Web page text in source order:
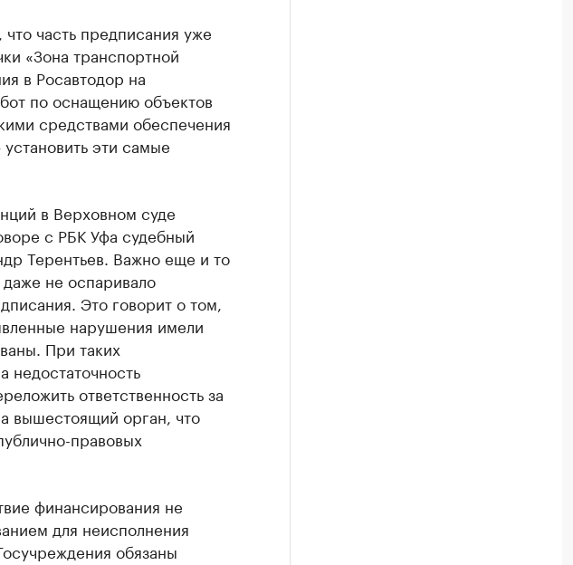
часть предписания уже
«Зона транспортной
в Росавтодор на
по оснащению объектов
средствами обеспечения
эти самые
в Верховном суде
с РБК Уфа судебный
Терентьев. Важно еще и то
не оспаривало
Это говорит о том,
нарушения имели
При таких
недостаточность
ответственность за
вышестоящий орган, что
правовых
финансирования не
для неисполнения
обязаны